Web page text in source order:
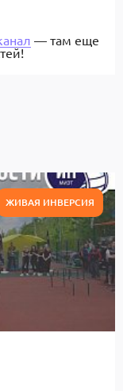
— там еще
ЖИВАЯ ИНВЕРСИЯ